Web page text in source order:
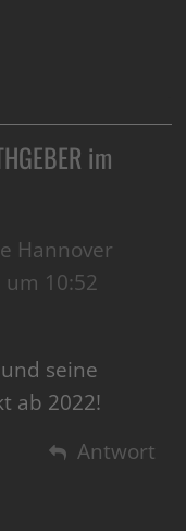
im
Hannover
um 10:52
seine
ab 2022!
Antwort